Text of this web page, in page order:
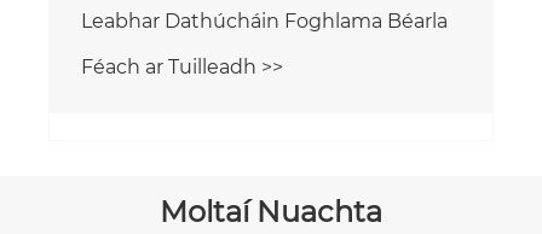
Moltaí Nuachta